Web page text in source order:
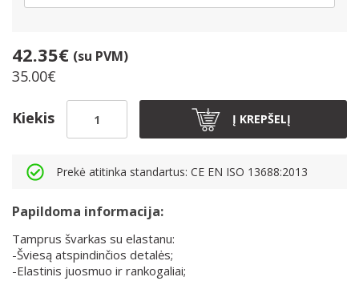
42.35€ (su PVM)
35.00€
Kiekis Į KREPŠELĮ
Prekė atitinka standartus: CE EN ISO 13688:2013
Papildoma informacija:
Tamprus švarkas su elastanu:
-Šviesą atspindinčios detalės;
-Elastinis juosmuo ir rankogaliai;